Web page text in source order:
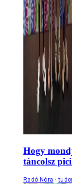
Hogy
táncolsz
Radó Nóra